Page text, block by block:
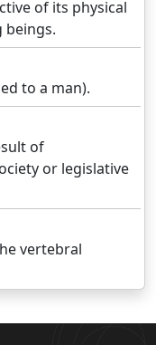
of its physical
beings.
to a man).
of
or legislative
vertebral